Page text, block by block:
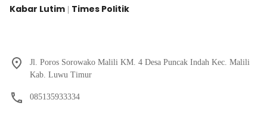
Kabar Lutim Times Politik
Jl. Poros Sorowako Malili KM. 4 Desa Puncak Indah Kec. Malili
Kab. Luwu Timur
085135933334